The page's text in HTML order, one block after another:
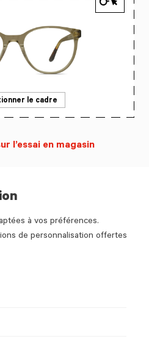
à vos préférences.
de personnalisation offertes
le cadre
l’essai en magasin